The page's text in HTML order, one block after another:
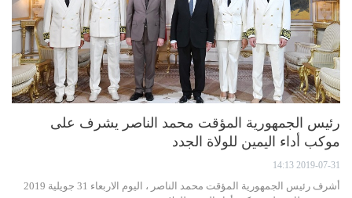
رئيس الجمهورية المؤقت محمد الناصر يشرف على
موكب أداء اليمين للولاة الجدد
2019-07-31 14:13
أشرف رئيس الجمهورية المؤقت محمد الناصر ، اليوم الاربعاء 31 جويلية 2019